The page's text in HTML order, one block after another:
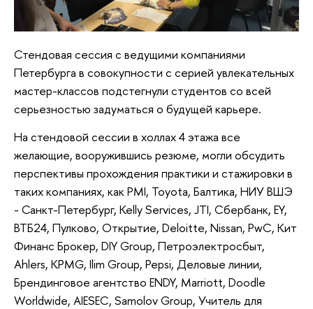
Стендовая сессия с ведущими компаниями
Петербурга в совокупности с серией увлекательных
мастер-классов подстегнули студентов со всей
серьезностью задуматься о будущей карьере.
На стендовой сессии в холлах 4 этажа все
желающие, вооружившись резюме, могли обсудить
перспективы прохождения практики и стажировки в
таких компаниях, как PMI, Toyota, Балтика, НИУ ВШЭ
- Санкт-Петербург, Kelly Services, JTI, Сбербанк, EY,
ВТБ24, Пулково, Открытие, Deloitte, Nissan, PwC, Кит
Финанс Брокер, DIY Group, Петроэлектросбыт,
Ahlers, KPMG, Ilim Group, Pepsi, Деловые линии,
Брендинговое агентство ENDY, Marriott, Doodle
Worldwide, AIESEC, Samolov Group, Учитель для